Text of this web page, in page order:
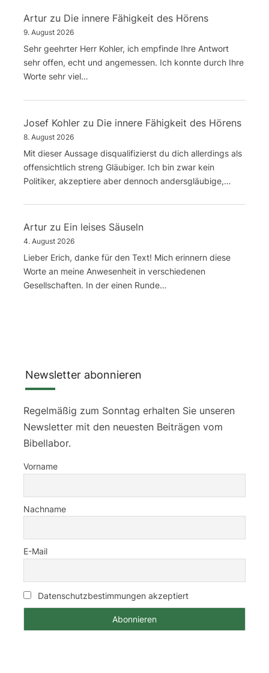
Artur zu Die innere Fähigkeit des Hörens
9. August 2026
Sehr geehrter Herr Kohler, ich empfinde Ihre Antwort
sehr offen, echt und angemessen. Ich konnte durch Ihre
Worte sehr viel…
Josef Kohler zu Die innere Fähigkeit des Hörens
8. August 2026
Mit dieser Aussage disqualifizierst du dich allerdings als
offensichtlich streng Gläubiger. Ich bin zwar kein
Politiker, akzeptiere aber dennoch andersgläubige,…
Artur zu Ein leises Säuseln
4. August 2026
Lieber Erich, danke für den Text! Mich erinnern diese
Worte an meine Anwesenheit in verschiedenen
Gesellschaften. In der einen Runde…
Newsletter abonnieren
Regelmäßig zum Sonntag erhalten Sie unseren
Newsletter mit den neuesten Beiträgen vom
Bibellabor.
Vorname
Nachname
E-Mail
Datenschutzbestimmungen akzeptiert